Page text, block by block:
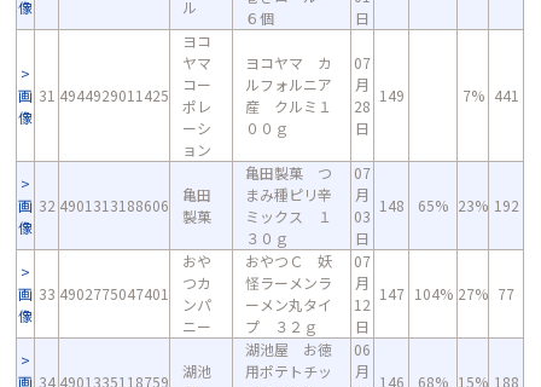
像
ル
６個
日
画
像
31 4944929011425
ヨコ
ヤマ
コー
ポレ
ーシ
ョン
ヨコヤマ カ
ルフォルニア
産 クルミ１
００ｇ
07
月
28
日
149 7% 441
画
像
32 4901313188606
亀田
製菓
亀田製菓 つ
まみ種ピリ辛
ミックス １
３０ｇ
07
月
03
日
148 65% 23% 192
画
像
33 4902775047401
おや
つカ
ンパ
ニー
おやつＣ 妖
怪ラーメンラ
ーメン丸タイ
プ ３２ｇ
07
月
12
日
147 104% 27% 77
画 34 4901335118759
湖池
湖池屋 お徳
用ポテトチッ
06
月
146 68% 15% 188